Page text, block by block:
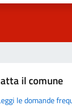
il comune
le domande